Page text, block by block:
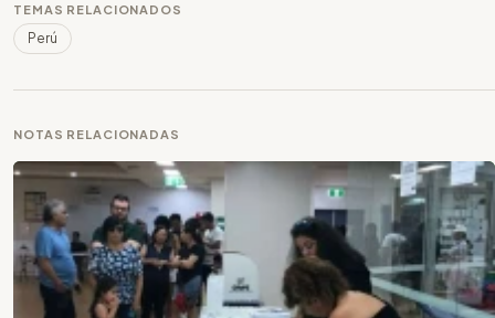
TEMAS RELACIONADOS
Perú
NOTAS RELACIONADAS